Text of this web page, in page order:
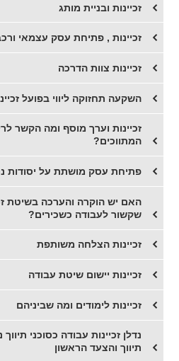
זכיינות ובניית מותג
זכיינות , פתיחת עסק עצמאי
זכיינות צוות הדרכה
השקעה תחזוקה ליווי בפועל
זכיינות וערך מוסף ומה הקשר
המתווכים?
פתיחת עסק מושתת על יסודות
האם יש הוקרה והערכה בשיטת
שקשור לעבודה כשכירים?
זכיינות הצלחה משותפת
זכיינות יישום שיטת עבודה
זכיינות לימודים ומה שביניהם
נדלן זכיינות עבודה כסוכני
תיווך והצעד הראשון